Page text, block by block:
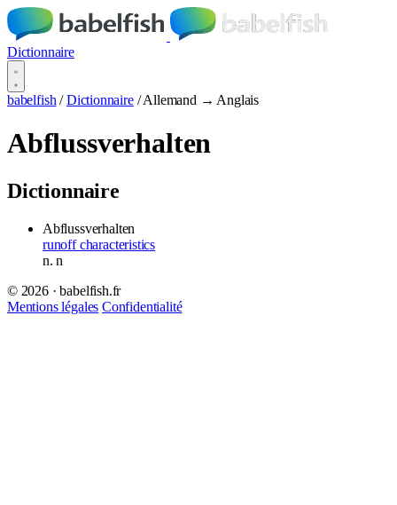
Dictionnaire
babelfish / Dictionnaire / Allemand → Anglais
Abflussverhalten
Dictionnaire
Abflussverhalten
runoff characteristics
n.n
© 2026 · babelfish.fr
Mentions légales Confidentialité